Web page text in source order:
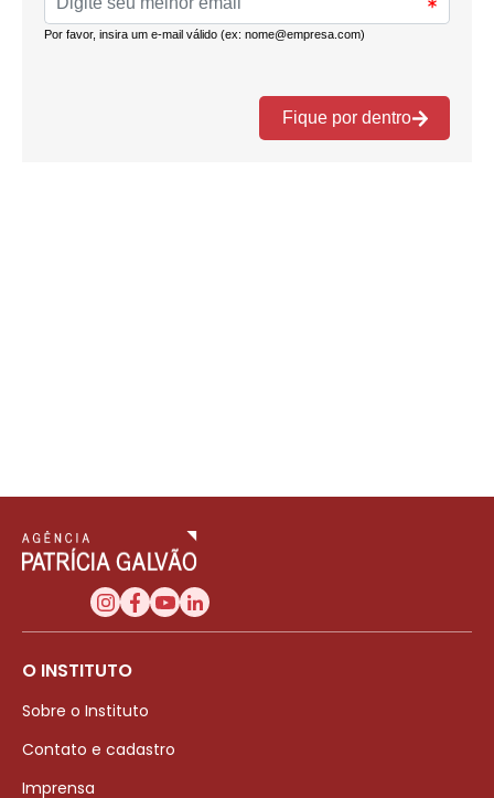
O INSTITUTO
Sobre o Instituto
Contato e cadastro
Imprensa